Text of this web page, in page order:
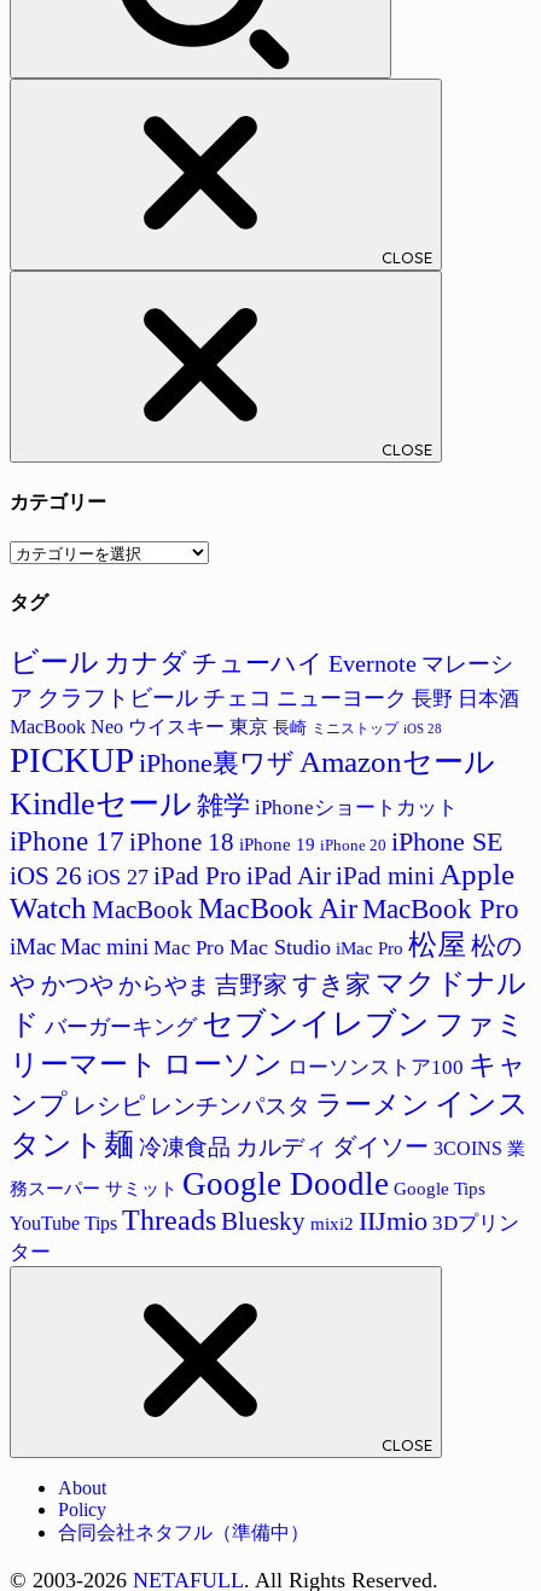
CLOSE
CLOSE
カテゴリー
カ
ゴ
ー
タグ
ビール カナダ チューハイ Evernote マレーシ
ア クラフトビール チェコ ニューヨーク 長野 日本酒
MacBook Neo ウイスキー 東京 長崎 ミニストップ iOS 28
PICKUP iPhone裏ワザ Amazonセール
Kindleセール 雑学 iPhoneショートカット
iPhone 17 iPhone 18 iPhone 19 iPhone 20 iPhone SE
iOS 26 iOS 27 iPad Pro iPad AiriPad miniApple
WatchMacBookMacBook AirMacBook Pro
iMacMac mini Mac Pro Mac Studio iMac Pro 松屋 松の
や かつや からやま 吉野家 すき家 マクドナル
ド バーガーキング セブンイレブン ファミ
リーマート ローソン ローソンストア100 キャ
ンプ レシピ レンチンパスタ ラーメン インス
タント麺 冷凍食品 カルディ ダイソー 3COINS 業
務スーパー サミット Google Doodle Google Tips
YouTube Tips ThreadsBluesky mixi2 IIJmio 3Dプリン
ター
CLOSE
About
Policy
合同会社ネタフル（準備中）
© 2003-2026 NETAFULL. All Rights Reserved.